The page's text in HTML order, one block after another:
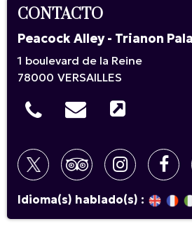
CONTACTO
Peacock Alley - Trianon
1 boulevard de la Reine
78000 VERSAILLES
Idioma(s) hablado(s) :